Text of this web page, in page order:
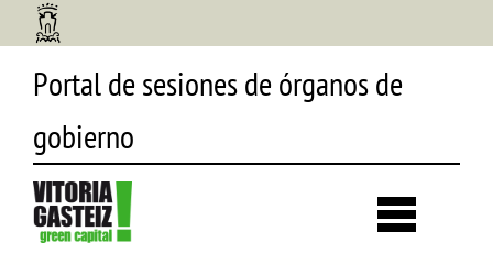
Portal de sesiones de órganos de
gobierno